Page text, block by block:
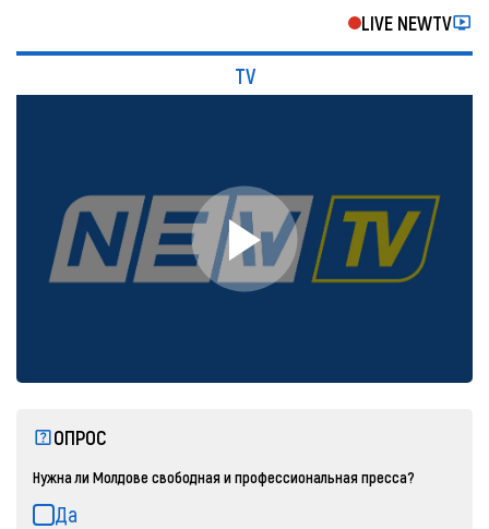
LIVE NEWTV
TV
ОПРОС
Нужна ли Молдове свободная и профессиональная пресса?
Да